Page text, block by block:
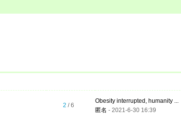
2 / 6
Obesity interrupted, humanity ...
匿名 - 2021-6-30 16:39